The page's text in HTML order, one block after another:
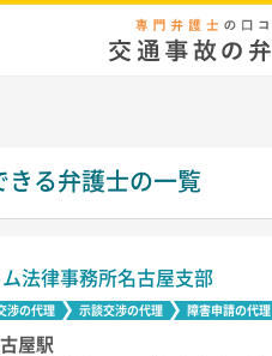
きる弁護士の一覧
法律事務所名古屋支部
渉の代理 示談交渉の代理 障害申請の代理
屋駅